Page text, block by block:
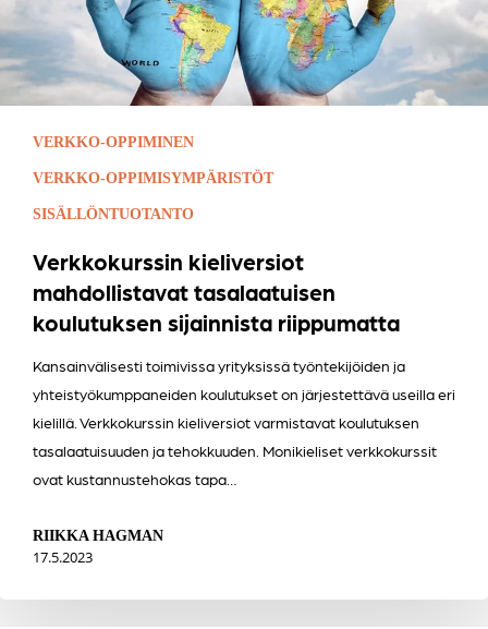
VERKKO-OPPIMINEN
VERKKO-OPPIMISYMPÄRISTÖT
SISÄLLÖNTUOTANTO
Verkkokurssin kieliversiot
mahdollistavat tasalaatuisen
koulutuksen sijainnista riippumatta
Kansainvälisesti toimivissa yrityksissä työntekijöiden ja
yhteistyökumppaneiden koulutukset on järjestettävä useilla eri
kielillä. Verkkokurssin kieliversiot varmistavat koulutuksen
tasalaatuisuuden ja tehokkuuden. Monikieliset verkkokurssit
ovat kustannustehokas tapa…
RIIKKA HAGMAN
17.5.2023